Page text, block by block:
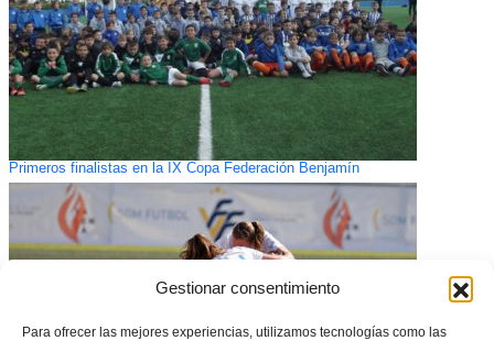
Gestionar consentimiento
Para ofrecer las mejores experiencias, utilizamos tecnologías como las
Primeros finalistas en la IX Copa Federación Benjamín